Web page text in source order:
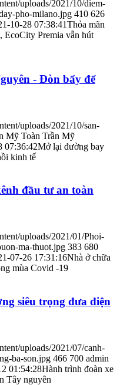
uploads/2021/10/diem-
pho-milano.jpg 410 626
10-28 07:38:41Thỏa mãn
EcoCity Premia vẫn hút
- Đòn bẩy để
uploads/2021/10/san-
Mỹ Toàn Trần Mỹ
07:36:42Mở lại đường bay
kinh tế
đầu tư an toàn
uploads/2021/01/Phoi-
ma-thuot.jpg 383 680
07-26 17:31:16Nhà ở chữa
mùa Covid -19
siêu trọng đưa điện
uploads/2021/07/canh-
ba-son.jpg 466 700 admin
01:54:28Hành trình đoàn xe
Tây nguyên